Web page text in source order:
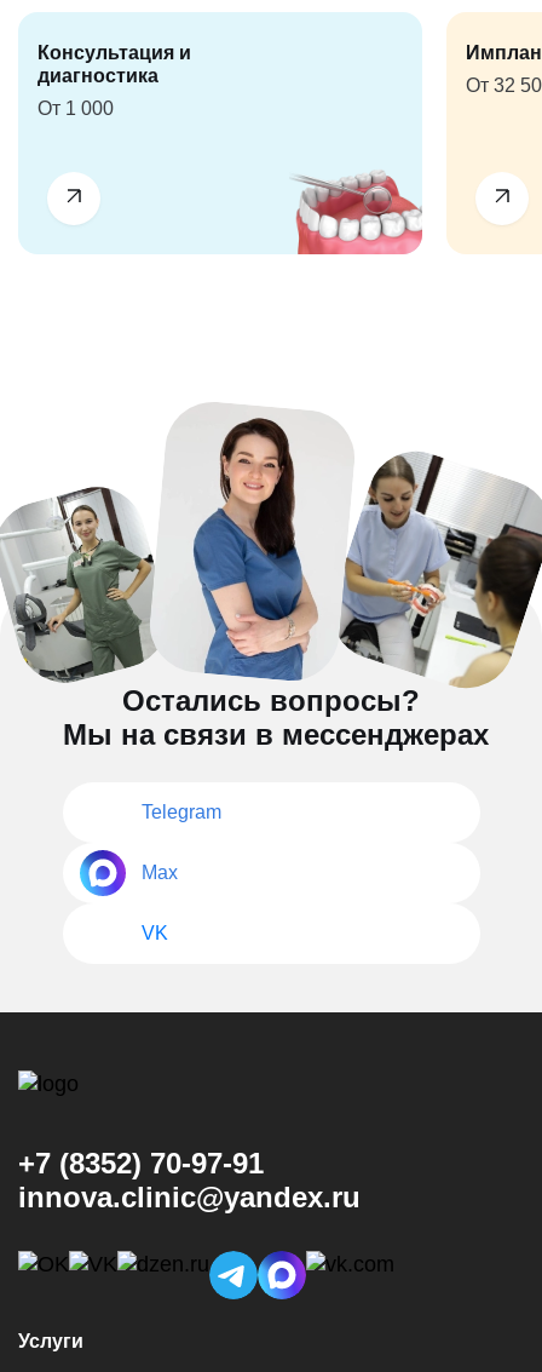
Консультация и
диагностика
От 1 000
От 32
Остались вопросы?
Мы на связи в мессенджерах
Telegram
Max
VK
+7 (8352) 70-97-91
innova.clinic@yandex.ru
Услуги